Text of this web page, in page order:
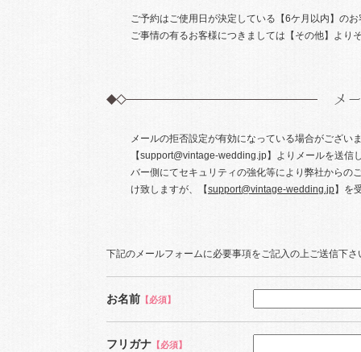
ご予約はご使用日が決定している【6ケ月以内】の
ご事情の有るお客様につきましては【その他】より
メールの拒否設定が有効になっている場合がござい
【support@vintage-wedding.jp】よりメールを送
バー側にてセキュリティの強化等により弊社からの
け致しますが、【support@vintage-wedding.jp】を
下記のメールフォームに必要事項をご記入の上ご送信下さ
お名前 【必須】
フリガナ 【必須】